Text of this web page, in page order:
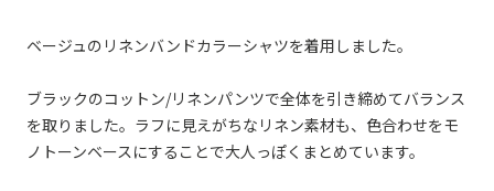
ベージュのリネンバンドカラーシャツを着用しました。
ブラックのコットン/リネンパンツで全体を引き締めてバランス
を取りました。ラフに見えがちなリネン素材も、色合わせをモ
ノトーンベースにすることで大人っぽくまとめています。